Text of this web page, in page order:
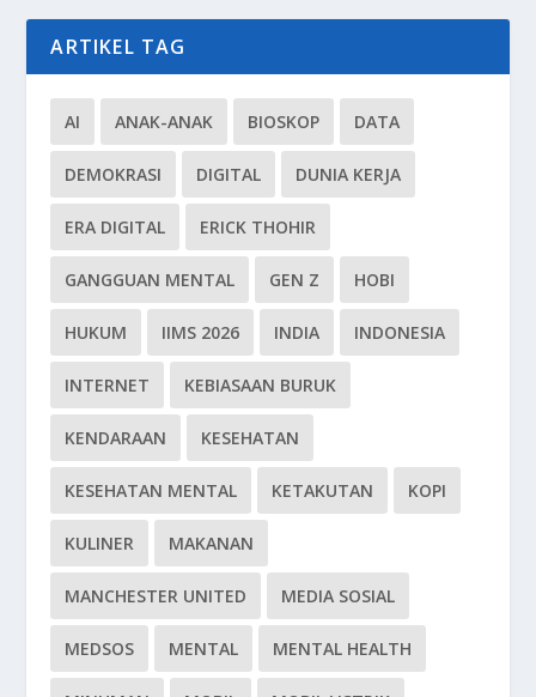
ARTIKEL TAG
AI ANAK-ANAK BIOSKOP DATA
DEMOKRASI DIGITAL DUNIA KERJA
ERA DIGITAL ERICK THOHIR
GANGGUAN MENTAL GEN Z HOBI
HUKUM IIMS 2026 INDIA INDONESIA
INTERNET KEBIASAAN BURUK
KENDARAAN KESEHATAN
KESEHATAN MENTAL KETAKUTAN KOPI
KULINER MAKANAN
MANCHESTER UNITED MEDIA SOSIAL
MEDSOS MENTAL MENTAL HEALTH